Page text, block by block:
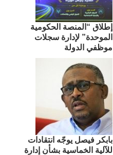
إطلاق “المنصة الحكومية
الموحدة” لإدارة سجلات
موظفي الدولة
بابكر فيصل يوجّه انتقادات
للآلية الخماسية بشأن إدارة